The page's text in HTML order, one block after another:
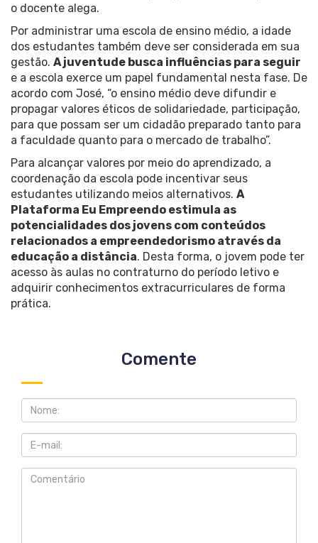
o docente alega.
Por administrar uma escola de ensino médio, a idade
dos estudantes também deve ser considerada em sua
gestão. A juventude busca influências para seguir
e a escola exerce um papel fundamental nesta fase. De
acordo com José, “o ensino médio deve difundir e
propagar valores éticos de solidariedade, participação,
para que possam ser um cidadão preparado tanto para
a faculdade quanto para o mercado de trabalho”.
Para alcançar valores por meio do aprendizado, a
coordenação da escola pode incentivar seus
estudantes utilizando meios alternativos. A
Plataforma Eu Empreendo estimula as
potencialidades dos jovens com conteúdos
relacionados a empreendedorismo através da
educação a distância. Desta forma, o jovem pode ter
acesso às aulas no contraturno do período letivo e
adquirir conhecimentos extracurriculares de forma
prática.
Comente